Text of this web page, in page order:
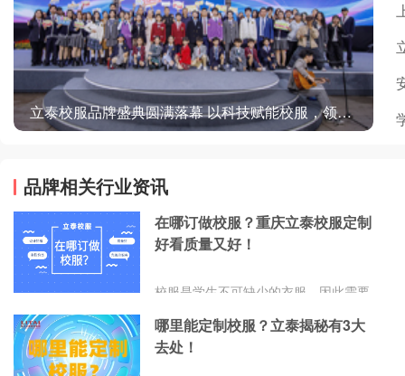
立泰校服品牌盛典圆满落幕 以科技赋能校服，领航2026行业新趋势
品牌相关行业资讯
在哪订做校服？重庆立泰校服定制
好看质量又好！
校服是学生不可缺少的衣服，因此需要
校服呢？个人家长零售可以去线下或者
线上的校服店，学校批量定制在校服定
哪里能定制校服？立泰揭秘有3大
去处！